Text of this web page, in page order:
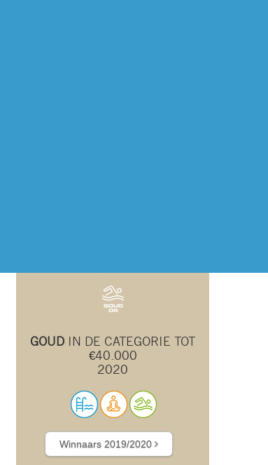
GOUD IN DE CATEGORIE TOT
€40.000
2020
Winnaars 2019/2020